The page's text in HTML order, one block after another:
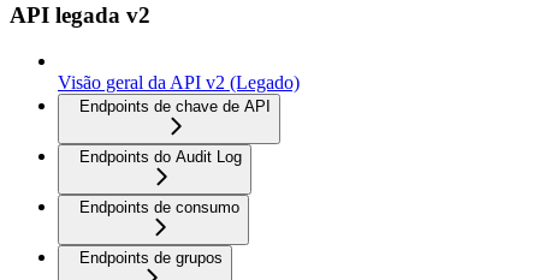
API legada v2
Visão geral da API v2 (Legado)
Endpoints de chave de API
Endpoints do Audit Log
Endpoints de consumo
Endpoints de grupos